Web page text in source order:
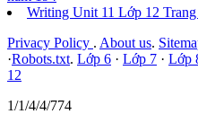
Writing Unit 11 Lớp 12
Privacy Policy . About us.
·Robots.txt. Lớp 6 · Lớp 7 · Lớp
12
1/1/4/4/774